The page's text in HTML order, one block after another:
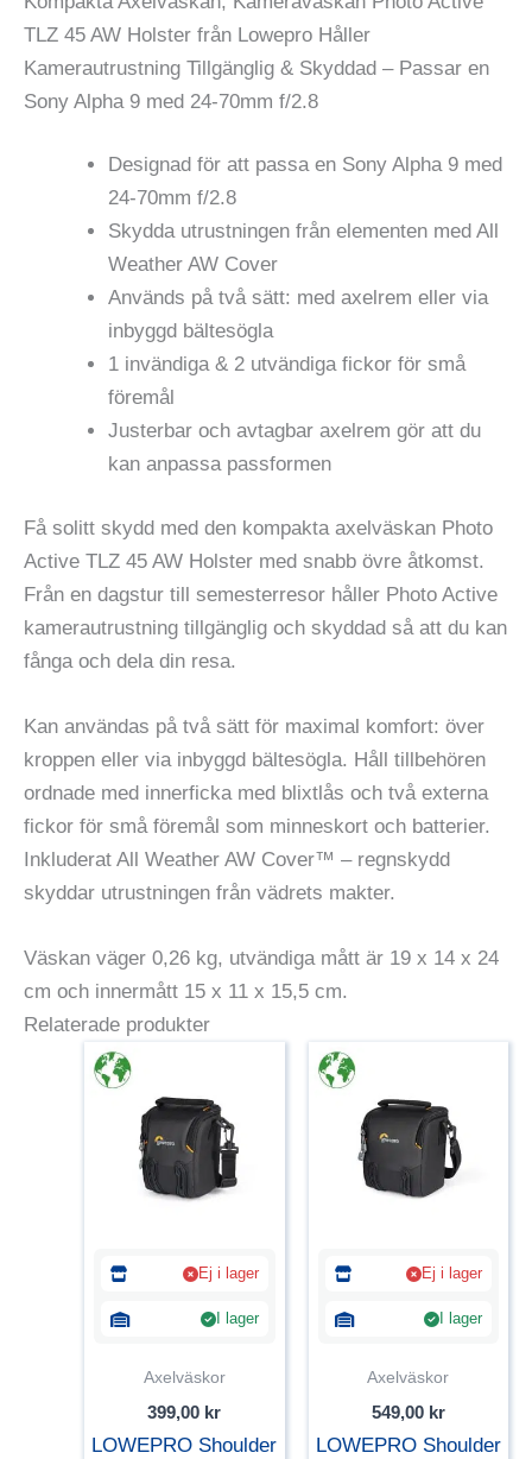
TLZ 45 AW Holster från Lowepro Håller
Kamerautrustning Tillgänglig & Skyddad – Passar en
Sony Alpha 9 med 24-70mm f/2.8
Designad för att passa en Sony Alpha 9 med
24-70mm f/2.8
Skydda utrustningen från elementen med All
Weather AW Cover
Används på två sätt: med axelrem eller via
inbyggd bältesögla
1 invändiga & 2 utvändiga fickor för små
föremål
Justerbar och avtagbar axelrem gör att du
kan anpassa passformen
Få solitt skydd med den kompakta axelväskan Photo
Active TLZ 45 AW Holster med snabb övre åtkomst.
Från en dagstur till semesterresor håller Photo Active
kamerautrustning tillgänglig och skyddad så att du kan
fånga och dela din resa.
Kan användas på två sätt för maximal komfort: över
kroppen eller via inbyggd bältesögla. Håll tillbehören
ordnade med innerficka med blixtlås och två externa
fickor för små föremål som minneskort och batterier.
Inkluderat All Weather AW Cover™ – regnskydd
skyddar utrustningen från vädrets makter.
Väskan väger 0,26 kg, utvändiga mått är 19 x 14 x 24
cm och innermått 15 x 11 x 15,5 cm.
Relaterade produkter
Ej i lager
I lager
Axelväskor
399,00 kr
LOWEPRO Shoulder
Ej i lager
I lager
Axelväskor
549,00 kr
LOWEPRO Shoulder